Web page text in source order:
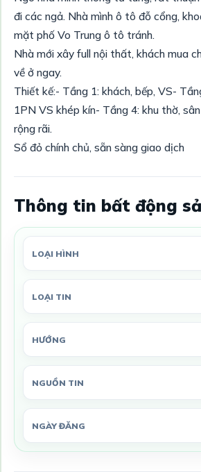
đi các ngả. Nhà mình ô tô đỗ cổng,
mặt phố Vo Trung ô tô tránh.
Nhà mới xây full nội thất, khách mua
về ở ngay.
Thiết kế:- Tầng 1: khách, bếp, VS-
1PN VS khép kín- Tầng 4: khu thờ,
rộng rãi.
Sổ đỏ chính chủ, sẵn sàng giao dịch
Thông tin bất động
LOẠI HÌNH
LOẠI TIN
HƯỚNG
NGUỒN TIN
NGÀY ĐĂNG